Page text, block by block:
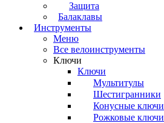
Защита
Балаклавы
Инструменты
Меню
Все велоинструменты
Ключи
Ключи
Мультитулы
Шестигранники
Конусные ключи
Рожковые ключи